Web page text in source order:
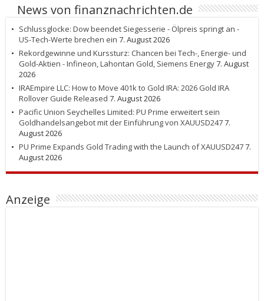
News von finanznachrichten.de
Schlussglocke: Dow beendet Siegesserie - Ölpreis springt an -
US-Tech-Werte brechen ein 7. August 2026
Rekordgewinne und Kurssturz: Chancen bei Tech-, Energie- und
Gold-Aktien - Infineon, Lahontan Gold, Siemens Energy7. August
2026
IRAEmpire LLC: How to Move 401k to Gold IRA: 2026 Gold IRA
Rollover Guide Released 7. August 2026
Pacific Union Seychelles Limited: PU Prime erweitert sein
Goldhandelsangebot mit der Einführung von XAUUSD2477.
August 2026
PU Prime Expands Gold Trading with the Launch of XAUUSD2477.
August 2026
Anzeige